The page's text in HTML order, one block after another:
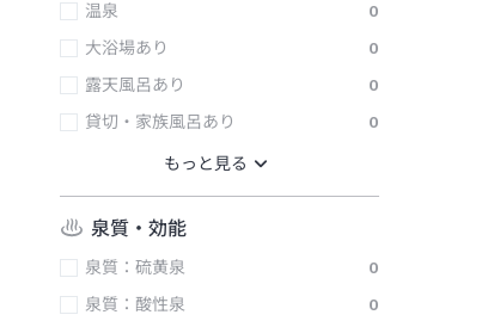
温泉
0
大浴場あり
0
露天風呂あり
0
貸切・家族風呂あり
0
泉質・効能
泉質：硫黄泉
0
泉質：酸性泉
0